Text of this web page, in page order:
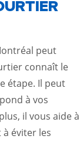
peut
connaît le
étape. Il peut
à vos
il vous aide à
éviter les